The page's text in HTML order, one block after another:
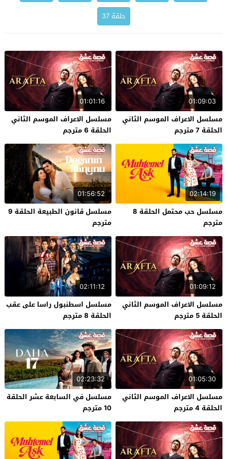
حلقة 37
01:09:03
مسلسل الاعراف الموسم الثاني
الحلقة 7 مترجم
01:01:16
مسلسل الاعراف الموسم الثاني
الحلقة 6 مترجم
02:14:19
مسلسل حب محتمل الحلقة 8
مترجم
01:56:52
مسلسل قانون الطبيعة الحلقة 9
مترجم
01:09:12
مسلسل الاعراف الموسم الثاني
الحلقة 5 مترجم
02:11:12
مسلسل اسطنبول راسا على عقب
الحلقة 8 مترجم
01:05:30
مسلسل الاعراف الموسم الثاني
الحلقة 4 مترجم
02:23:32
مسلسل في السابعة عشر الحلقة
10 مترجم